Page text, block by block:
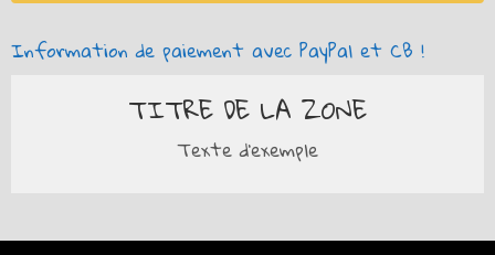
Information de paiement avec PayPal et CB !
TITRE DE LA ZONE
Texte d'exemple